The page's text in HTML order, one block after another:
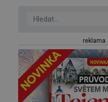
reklama